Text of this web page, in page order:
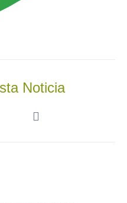
Noticia